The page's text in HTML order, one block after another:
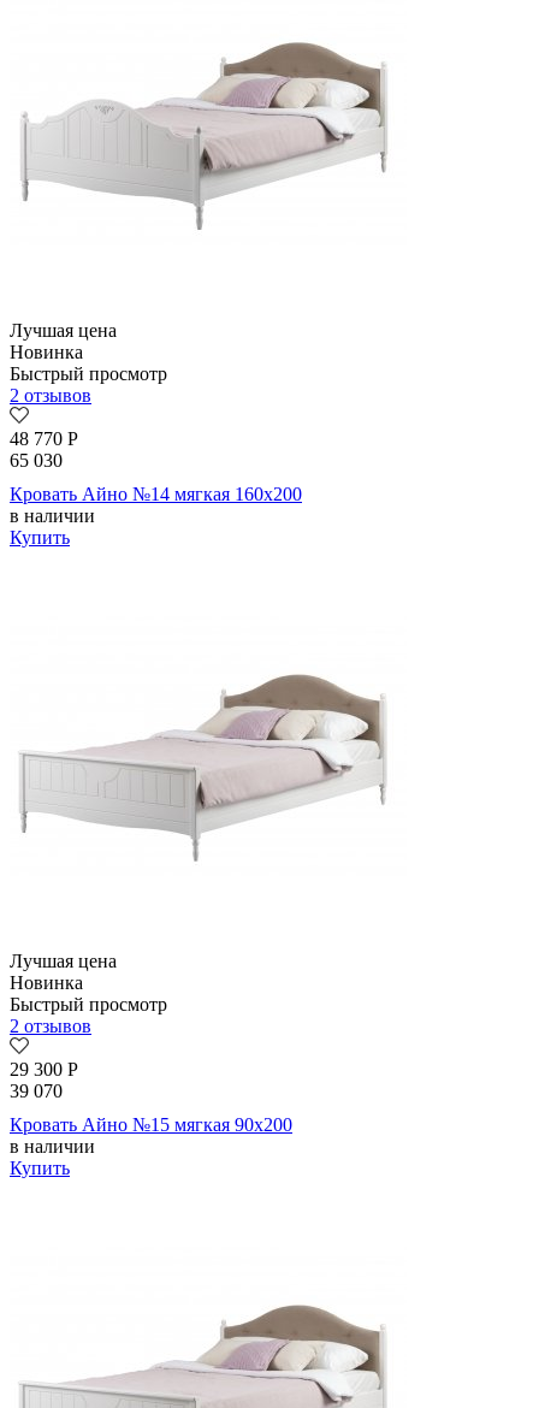
Лучшая цена
Новинка
Быстрый просмотр
2 отзывов
48 770 Р
65 030
Кровать Айно №14 мягкая 160х200
в наличии
Купить
Лучшая цена
Новинка
Быстрый просмотр
2 отзывов
29 300 Р
39 070
Кровать Айно №15 мягкая 90х200
в наличии
Купить